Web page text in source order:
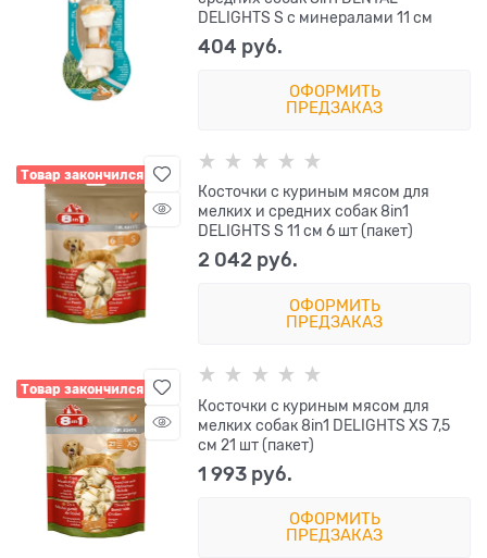
DELIGHTS S с минералами 11 см
404 руб.
ОФОРМИТЬ
ПРЕДЗАКАЗ
Товар закончился
Косточки с куриным мясом для
мелких и средних собак 8in1
DELIGHTS S 11 см 6 шт (пакет)
2 042 руб.
ОФОРМИТЬ
ПРЕДЗАКАЗ
Товар закончился
Косточки с куриным мясом для
мелких собак 8in1 DELIGHTS XS 7,5
см 21 шт (пакет)
1 993 руб.
ОФОРМИТЬ
ПРЕДЗАКАЗ